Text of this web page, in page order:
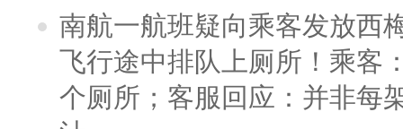
南航一航班疑向乘客发放西
飞行途中排队上厕所！乘客
个厕所；客服回应：并非每